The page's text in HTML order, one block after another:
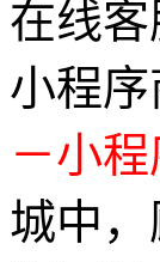
在线客
小程
－小
城中